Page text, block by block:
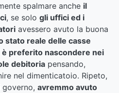
spalmare anche il
, se solo gli uffici ed i
avessero avuto la buona
stato reale delle casse
è preferito nascondere nei
debitoria pensando,
nel dimenticatoio. Ripeto,
governo, avremmo avuto